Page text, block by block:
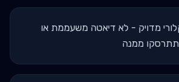
קלורי מדויק - לא דיאטה משעממת או
ממנה